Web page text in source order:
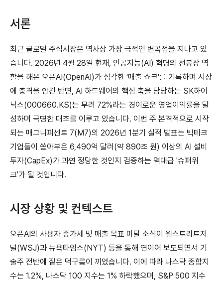
서론
최근 글로벌 주식시장은 역사상 가장 극적인 변곡점을 지나고 있
습니다. 2026년 4월 28일 현재, 인공지능(AI) 혁명의 선봉장 역
할을 해온 오픈AI(OpenAI)가 심각한 '매출 쇼크'를 기록하며 시장
에 충격을 안긴 반면, AI 하드웨어의 핵심 축을 담당하는 SK하이
닉스(000660.KS)는 무려 72%라는 경이로운 영업이익률을 달
성하며 극명한 대조를 이루고 있습니다. 이번 주 본격적으로 시작
되는 매그니피센트 7(M7)의 2026년 1분기 실적 발표는 빅테크
기업들이 쏟아부은 6,490억 달러(약 890조 원) 이상의 AI 설비
투자(CapEx)가 과연 정당한 것인지 검증하는 역대급 '슈퍼위
크'가 될 것입니다.
시장 상황 및 컨텍스트
오픈AI의 사용자 증가세 및 매출 목표 미달 소식이 월스트리트저
널(WSJ)과 뉴욕타임스(NYT) 등을 통해 연이어 보도되면서 기
술주 전반에 짙은 먹구름이 끼었습니다. 이에 따라 나스닥 종합지
수는 1.2%, 나스닥 100 지수는 1% 하락했으며, S&P 500 지수